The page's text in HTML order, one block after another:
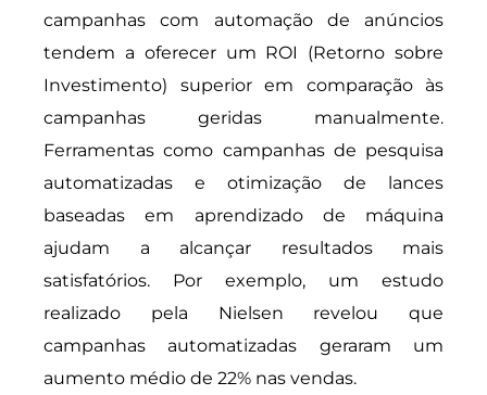
campanhas com automação de anúncios
tendem a oferecer um ROI (Retorno sobre
Investimento) superior em comparação às
campanhas geridas manualmente.
Ferramentas como campanhas de pesquisa
automatizadas e otimização de lances
baseadas em aprendizado de máquina
ajudam a alcançar resultados mais
satisfatórios. Por exemplo, um estudo
realizado pela Nielsen revelou que
campanhas automatizadas geraram um
aumento médio de 22% nas vendas.